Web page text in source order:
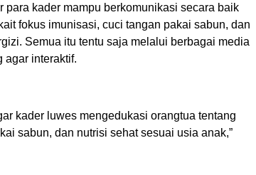
para kader mampu berkomunikasi secara baik
fokus imunisasi, cuci tangan pakai sabun, dan
Semua itu tentu saja melalui berbagai media
agar interaktif.
kader luwes mengedukasi orangtua tentang
sabun, dan nutrisi sehat sesuai usia anak,”